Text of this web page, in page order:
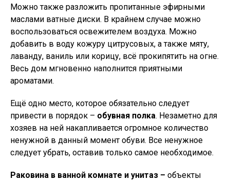
Можно также разложить пропитанные эфирными
маслами ватные диски. В крайнем случае можно
воспользоваться освежителем воздуха. Можно
добавить в воду кожуру цитрусовых, а также мяту,
лаванду, ваниль или корицу, всё прокипятить на огне.
Весь дом мгновенно наполнится приятными
ароматами.
Ещё одно место, которое обязательно следует
привести в порядок – обувная полка. Незаметно для
хозяев на ней накапливается огромное количество
ненужной в данный момент обуви. Все ненужное
следует убрать, оставив только самое необходимое.
Раковина в ванной комнате и унитаз – объекты